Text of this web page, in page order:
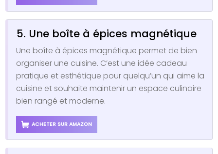
5. Une boîte à épices magnétique
Une boîte à épices magnétique permet de bien
organiser une cuisine. C’est une idée cadeau
pratique et esthétique pour quelqu’un qui aime la
cuisine et souhaite maintenir un espace culinaire
bien rangé et moderne.
ACHETER SUR AMAZON